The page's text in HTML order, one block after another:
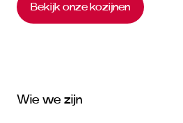
Bekijk onze kozijnen
Wie we zijn